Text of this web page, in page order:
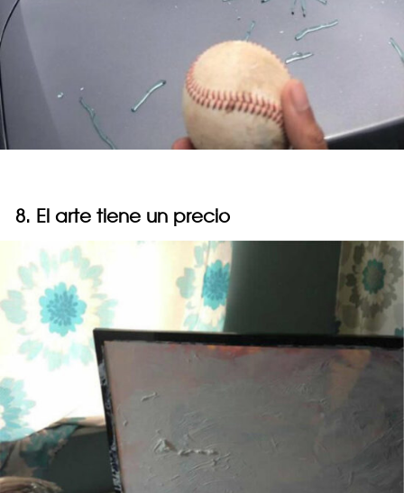
8. El arte tiene un precio